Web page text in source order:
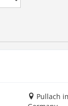
Pullach